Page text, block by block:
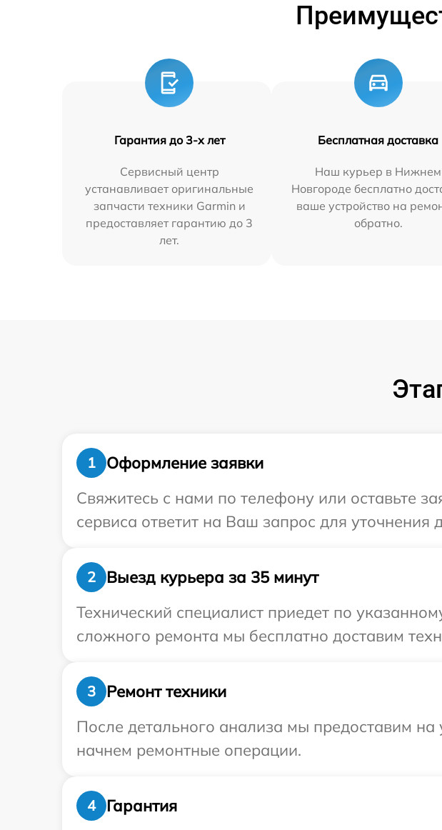
Гарантия до 3-х лет
Сервисный центр
устанавливает оригинальные
запчасти техники Garmin и
предоставляет гарантию до 3
лет.
Бесплатная доставка
Наш курьер в Нижнем
Новгороде бесплатно
ваше устройство на
обратно.
1
Оформление заявки
Свяжитесь с нами по телефону или оставьте
сервиса ответит на Ваш запрос для
2
Выезд курьера за 35 минут
Технический специалист приедет по
сложного ремонта мы бесплатно доставим
3
Ремонт техники
После детального анализа мы предоставим
начнем ремонтные операции.
4
Гарантия